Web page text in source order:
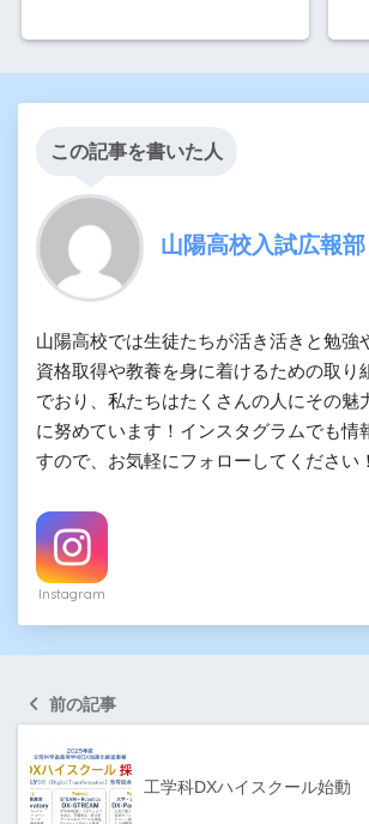
この記事を書いた人
山陽高校入試広報部
山陽高校では生徒たちが活き活きと勉強
資格取得や教養を身に着けるための取り
でおり、私たちはたくさんの人にその魅
に努めています！インスタグラムでも情
すので、お気軽にフォローしてください！
Instagram
前の記事
工学科DXハイスクール始動